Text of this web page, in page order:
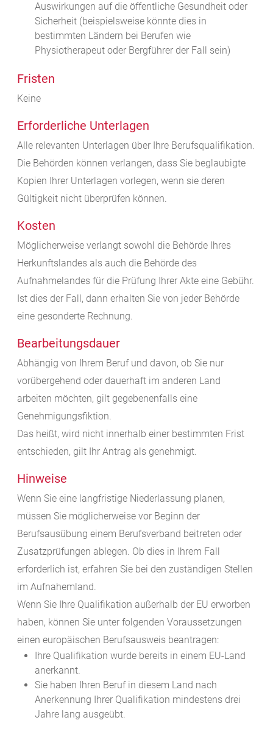
Auswirkungen auf die öffentliche Gesundheit oder
Sicherheit (beispielsweise könnte dies in
bestimmten Ländern bei Berufen wie
Physiotherapeut oder Bergführer der Fall sein)
Fristen
Keine
Erforderliche Unterlagen
Alle relevanten Unterlagen über Ihre Berufsqualifikation.
Die Behörden können verlangen, dass Sie beglaubigte
Kopien Ihrer Unterlagen vorlegen, wenn sie deren
Gültigkeit nicht überprüfen können.
Kosten
Möglicherweise verlangt sowohl die Behörde Ihres
Herkunftslandes als auch die Behörde des
Aufnahmelandes für die Prüfung Ihrer Akte eine Gebühr.
Ist dies der Fall, dann erhalten Sie von jeder Behörde
eine gesonderte Rechnung.
Bearbeitungsdauer
Abhängig von Ihrem Beruf und davon, ob Sie nur
vorübergehend oder dauerhaft im anderen Land
arbeiten möchten, gilt gegebenenfalls eine
Genehmigungsfiktion.
Das heißt, wird nicht innerhalb einer bestimmten Frist
entschieden, gilt Ihr Antrag als genehmigt.
Hinweise
Wenn Sie eine langfristige Niederlassung planen,
müssen Sie möglicherweise vor Beginn der
Berufsausübung einem Berufsverband beitreten oder
Zusatzprüfungen ablegen. Ob dies in Ihrem Fall
erforderlich ist, erfahren Sie bei den zuständigen Stellen
im Aufnahemland.
Wenn Sie Ihre Qualifikation außerhalb der EU erworben
haben, können Sie unter folgenden Voraussetzungen
einen europäischen Berufsausweis beantragen:
Ihre Qualifikation wurde bereits in einem EU-Land
anerkannt.
Sie haben Ihren Beruf in diesem Land nach
Anerkennung Ihrer Qualifikation mindestens drei
Jahre lang ausgeübt.